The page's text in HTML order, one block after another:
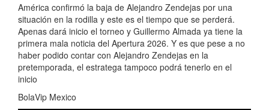
América confirmó la baja de Alejandro Zendejas por una
situación en la rodilla y este es el tiempo que se perderá.
Apenas dará inicio el torneo y Guillermo Almada ya tiene la
primera mala noticia del Apertura 2026. Y es que pese a no
haber podido contar con Alejandro Zendejas en la
pretemporada, el estratega tampoco podrá tenerlo en el
inicio
BolaVip Mexico